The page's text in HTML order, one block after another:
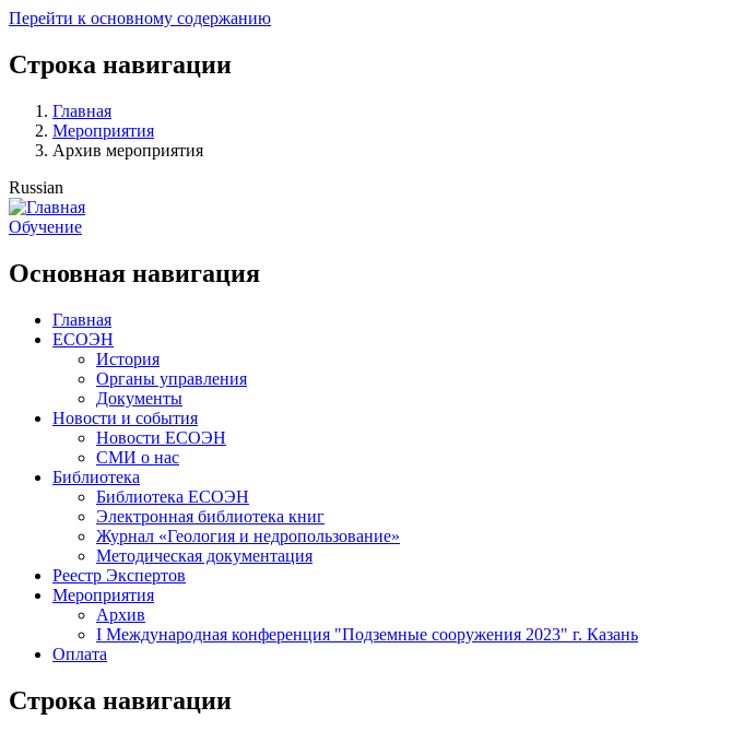
Перейти к основному содержанию
Строка навигации
Главная
Мероприятия
Архив мероприятия
Russian
Обучение
Основная навигация
Главная
ЕСОЭН
История
Органы управления
Документы
Новости и события
Новости ЕСОЭН
СМИ о нас
Библиотека
Библиотека ЕСОЭН
Электронная библиотека книг
Журнал «Геология и недропользование»
Методическая документация
Реестр Экспертов
Мероприятия
Архив
I Международная конференция "Подземные сооружения 2023" г. Казань
Оплата
Строка навигации